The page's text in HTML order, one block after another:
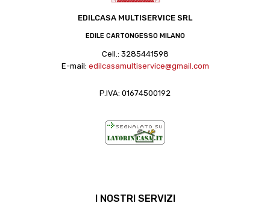
EDILCASA MULTISERVICE SRL
EDILE CARTONGESSO MILANO
Cell.: 3285441598
E-mail: edilcasamultiservice@gmail.com
P.IVA: 01674500192
I NOSTRI SERVIZI